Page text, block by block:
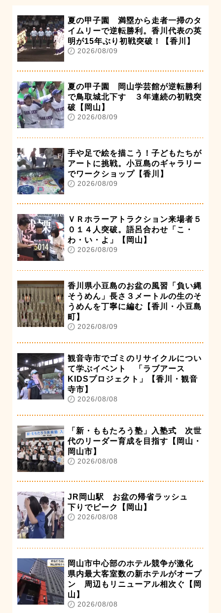
夏の甲子園 満塁から走者一掃のタ
イムリーで逆転勝利。香川代表の英
明が15年ぶり初戦突破！【香川】
2026/08/09
夏の甲子園 岡山学芸館が逆転勝利
で鳥取城北下す ３年連続の初戦突
破【岡山】
2026/08/09
手や足で絵を描こう！子どもたちが
アートに挑戦。小豆島のギャラリー
でワークショップ【香川】
2026/08/09
ＶＲホラーアトラクション来場者５
０１４人突破。語呂合わせ「こ・
わ・い・よ」【岡山】
2026/08/09
香川県小豆島のお盆の風習「負い縄
そうめん」長さ３メートルの生のそ
うめんを丁寧に編む【香川・小豆島
町】
2026/08/09
観音寺市でゴミのリサイクルについ
て学ぶイベント 「ラブアース
KIDSプロジェクト」【香川・観音
寺市】
2026/08/08
「新・ももたろう塾」入塾式 次世
代のリーダー育成を目指す【岡山・
岡山市】
2026/08/08
JR岡山駅 お盆の帰省ラッシュ
下りでピーク【岡山】
2026/08/08
岡山市中心部のホテル競争が激化
県内最大客室数の新ホテルがオープ
ン 周辺もリニューアル相次ぐ【岡
山】
2026/08/08